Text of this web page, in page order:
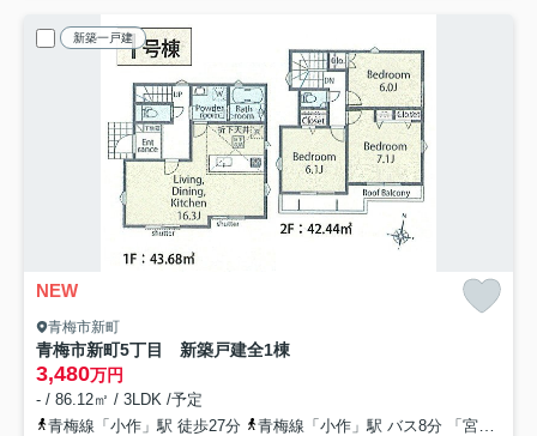
新築一戸建
NEW
青梅市新町
青梅市新町5丁目 新築戸建全1棟
3,480万円
- / 86.12㎡ / 3LDK /予定
青梅線「小作」駅 徒歩27分
青梅線「小作」駅 バス8分 「宮の前」 停歩7分